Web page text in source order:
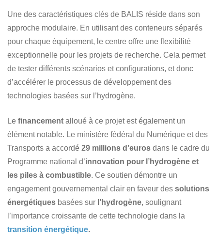
Une des caractéristiques clés de BALIS réside dans son
approche modulaire. En utilisant des conteneurs séparés
pour chaque équipement, le centre offre une flexibilité
exceptionnelle pour les projets de recherche. Cela permet
de tester différents scénarios et configurations, et donc
d’accélérer le processus de développement des
technologies basées sur l’hydrogène.
Le financement alloué à ce projet est également un
élément notable. Le ministère fédéral du Numérique et des
Transports a accordé 29 millions d’euros dans le cadre du
Programme national d’innovation pour l’hydrogène et
les piles à combustible. Ce soutien démontre un
engagement gouvernemental clair en faveur des solutions
énergétiques basées sur l’hydrogène, soulignant
l’importance croissante de cette technologie dans la
transition énergétique.